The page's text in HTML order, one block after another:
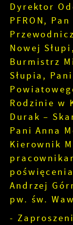
Dyrektor
PFRON,
Nowej
Burmistrz
Słupia,
Rodzinie w
Durak –
Pani Anna
Kierownik
Andrzej
pw. św.
-